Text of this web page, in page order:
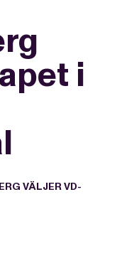
i
VÄLJER VD-